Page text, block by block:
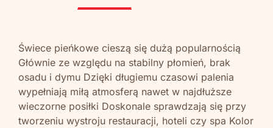
Świece pieńkowe cieszą się dużą popularnością
Głównie ze względu na stabilny płomień, brak
osadu i dymu Dzięki długiemu czasowi palenia
wypełniają miłą atmosferą nawet w najdłuższe
wieczorne posiłki Doskonale sprawdzają się przy
tworzeniu wystroju restauracji, hoteli czy spa Kolor